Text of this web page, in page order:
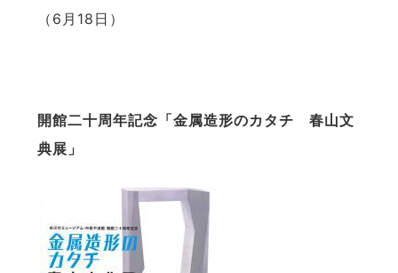
（6月18日）
開館二十周年記念「金属造形のカタチ 春山文
典展」